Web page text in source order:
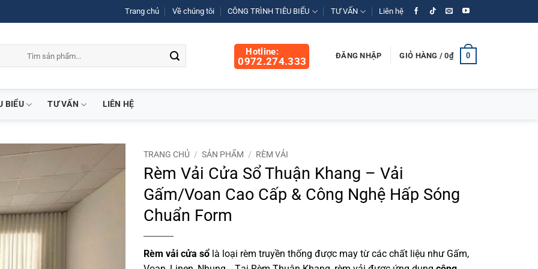
Trang chủ Về chúng tôi CÔNG TRÌNH TIÊU BIỂU TƯ VẤN Liên hệ
Hotline:
0972.274.333 ĐĂNG NHẬP GIỎ HÀNG /0₫ 0
BIỂU TƯ VẤN LIÊN HỆ
TRANG CHỦ / SẢN PHẨM / RÈM VẢI
Rèm Vải Cửa Sổ Thuận Khang – Vải
Gấm/Voan Cao Cấp & Công Nghệ Hấp Sóng
Chuẩn Form
Rèm vải cửa sổ là loại rèm truyền thống được may từ các chất liệu như Gấm,